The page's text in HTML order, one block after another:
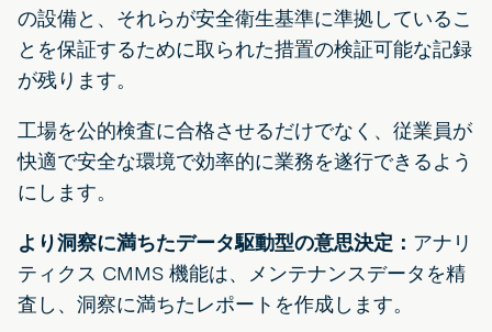
の設備と、それらが安全衛生基準に準拠しているこ
とを保証するために取られた措置の検証可能な記録
が残ります。
工場を公的検査に合格させるだけでなく、従業員が
快適で安全な環境で効率的に業務を遂行できるよう
にします。
より洞察に満ちたデータ駆動型の意思決定： アナリ
ティクス CMMS 機能は、メンテナンスデータを精
査し、洞察に満ちたレポートを作成します。